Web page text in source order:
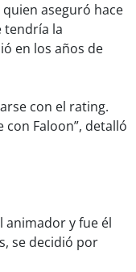
quien aseguró hace
tendría la
en los años de
con el rating.
Faloon”, detalló
animador y fue él
se decidió por